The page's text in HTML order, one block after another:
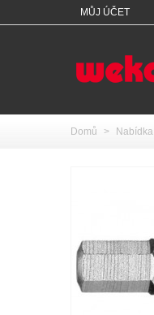
MŮJ ÚČET
Domů >